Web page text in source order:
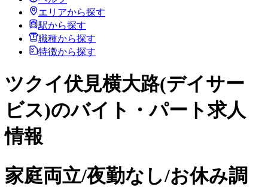
エリアから探す
駅から探す
職種から探す
特徴から探す
ツクイ伏見横大路(デイサー
ビス)のバイト・パート求人
情報
家庭両立/夜勤なし/お休み調